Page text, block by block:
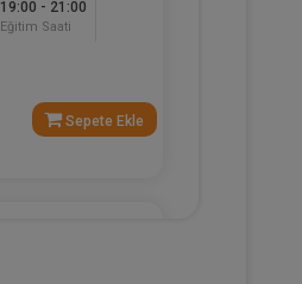
19:00 - 21:00
Eğitim Saati
Sepete Ekle